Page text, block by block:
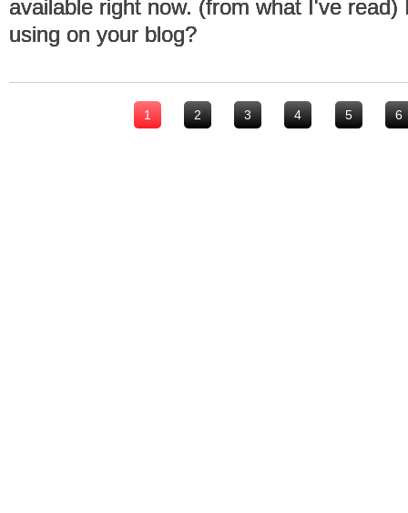
available right now. (from what I've
using on your blog?
1 2 3 4 5 6